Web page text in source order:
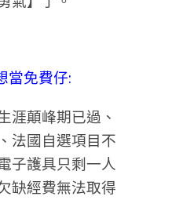
當免費仔:
涯顛峰期已過、
法國自選項目不
子護具只剩一人
缺經費無法取得